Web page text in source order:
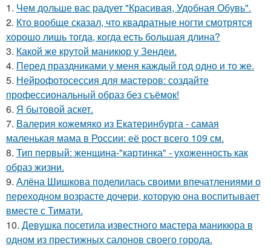
1. Чем дольше вас радует "Красивая, Удобная Обувь".
2. Кто вообще сказал, что квадратные ногти смотрятся
хорошо лишь тогда, когда есть большая длина?
3. Какой же крутой маникюр у Зендеи.
4. Перед праздниками у меня каждый год одно и то же.
5. Нейрофотосессия для мастеров: создайте
профессиональный образ без съёмок!
6. Я бытовой аскет.
7. Валерия кожемяко из Екатеринбурга - самая
маленькая мама в России: её рост всего 109 см.
8. Тип первый: женщина-"картинка" - ухоженность как
образ жизни.
9. Алёна Шишкова поделилась своими впечатлениями о
переходном возрасте дочери, которую она воспитывает
вместе с Тимати.
10. Девушка посетила известного мастера маникюра в
одном из престижных салонов своего города.